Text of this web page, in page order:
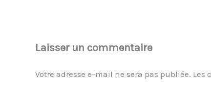
Laisser un commentaire
Votre adresse e-mail ne sera pas publiée. Les